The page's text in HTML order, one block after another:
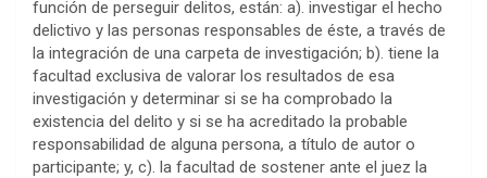
función de perseguir delitos, están: a). investigar el hecho
delictivo y las personas responsables de éste, a través de
la integración de una carpeta de investigación; b). tiene la
facultad exclusiva de valorar los resultados de esa
investigación y determinar si se ha comprobado la
existencia del delito y si se ha acreditado la probable
responsabilidad de alguna persona, a título de autor o
participante; y, c). la facultad de sostener ante el juez la